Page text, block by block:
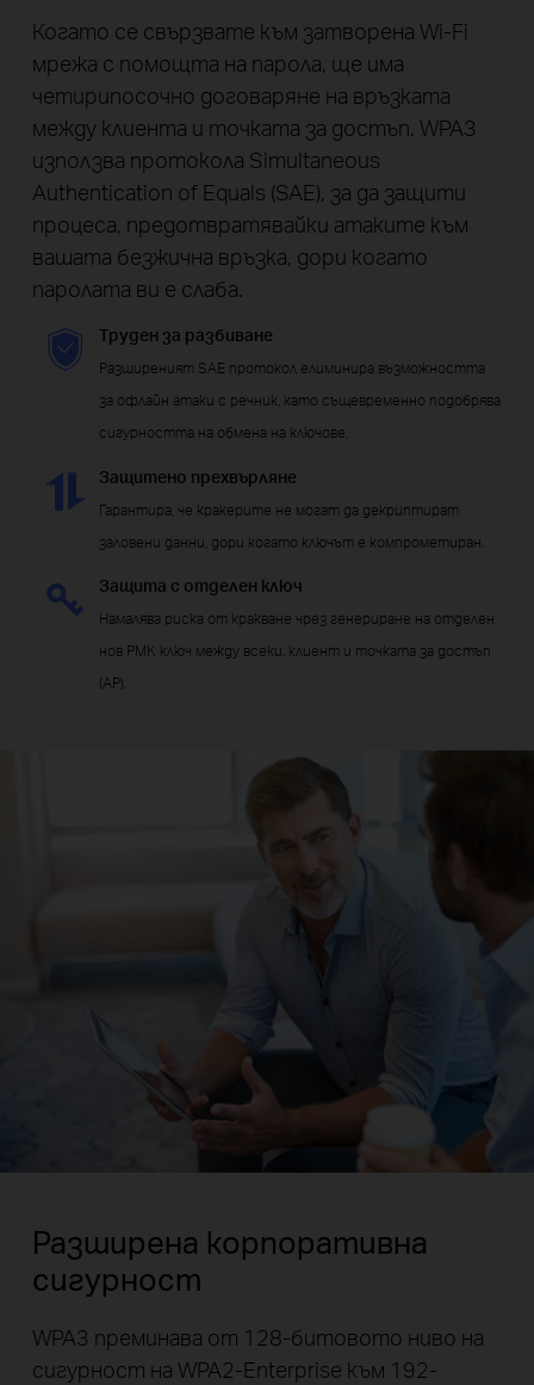
Когато се свързвате към затворена Wi-Fi
мрежа с помощта на парола, ще има
четирипосочно договаряне на връзката
между клиента и точката за достъп. WPA3
използва протокола Simultaneous
Authentication of Equals (SAE), за да защити
процеса, предотвратявайки атаките към
вашата безжична връзка, дори когато
паролата ви е слаба.
Труден за разбиване
Разширеният SAE протокол елиминира възможността
за офлайн атаки с речник, като същевременно подобрява
сигурността на обмена на ключове.
Защитено прехвърляне
Гарантира, че кракерите не могат да декриптират
заловени данни, дори когато ключът е компрометиран.
Защита с отделен ключ
Намалява риска от кракване чрез генериране на отделен
нов PMK ключ между всеки. клиент и точката за достъп
(AP).
Разширена корпоративна
сигурност
WPA3 преминава от 128-битовото ниво на
сигурност на WPA2-Enterprise към 192-